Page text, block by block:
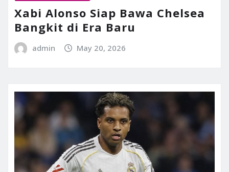
Xabi Alonso Siap Bawa Chelsea
Bangkit di Era Baru
admin May 20, 2026